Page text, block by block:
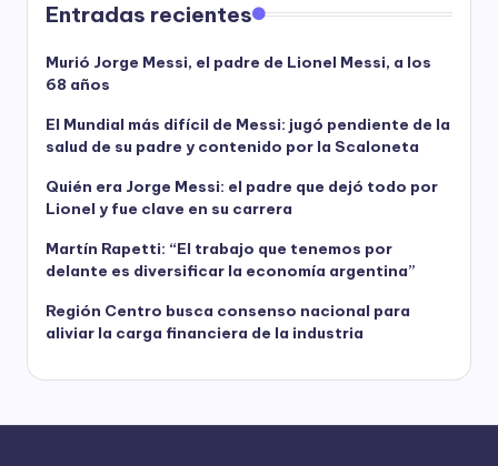
Entradas recientes
Murió Jorge Messi, el padre de Lionel Messi, a los
68 años
El Mundial más difícil de Messi: jugó pendiente de la
salud de su padre y contenido por la Scaloneta
Quién era Jorge Messi: el padre que dejó todo por
Lionel y fue clave en su carrera
Martín Rapetti: “El trabajo que tenemos por
delante es diversificar la economía argentina”
Región Centro busca consenso nacional para
aliviar la carga financiera de la industria